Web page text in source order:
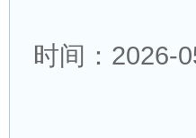
时间：2026-